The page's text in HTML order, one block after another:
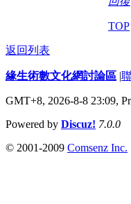
TOP
返回列表
緣生術數文化網討論區 |
GMT+8, 2026-8-8 23:09,
Powered by Discuz! 7.0.0
© 2001-2009 Comsenz Inc.